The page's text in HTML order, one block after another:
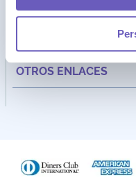
CATEGORÍAS
OTROS ENLACES